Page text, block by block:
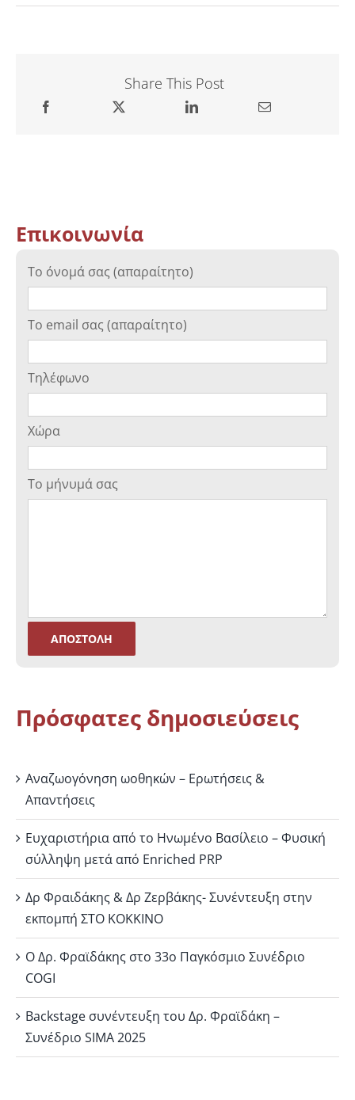
Share This Post
Επικοινωνία
Το όνομά σας (απαραίτητο)
Το email σας (απαραίτητο)
Τηλέφωνο
Χώρα
Το μήνυμά σας
Πρόσφατες δημοσιεύσεις
Αναζωογόνηση ωοθηκών – Ερωτήσεις &
Απαντήσεις
Ευχαριστήρια από το Ηνωμένο Βασίλειο – Φυσική
σύλληψη μετά από Enriched PRP
Δρ Φραιδάκης & Δρ Ζερβάκης- Συνέντευξη στην
εκπομπή ΣΤΟ ΚΟΚΚΙΝΟ
Ο Δρ. Φραϊδάκης στο 33ο Παγκόσμιο Συνέδριο
COGI
Backstage συνέντευξη του Δρ. Φραϊδάκη –
Συνέδριο SIMA 2025